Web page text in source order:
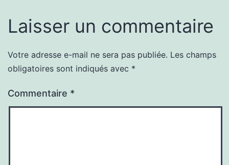
Laisser un commentaire
Votre adresse e-mail ne sera pas publiée. Les champs
obligatoires sont indiqués avec *
Commentaire *